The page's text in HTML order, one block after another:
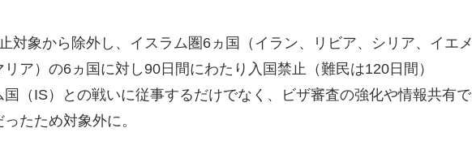
対象から除外し、イスラム圏6ヵ国（イラン、リビア、シリア、イエメ
ア）の6ヵ国に対し90日間にわたり入国禁止（難民は120日間）
（IS）との戦いに従事するだけでなく、ビザ審査の強化や情報共有で
たため対象外に。